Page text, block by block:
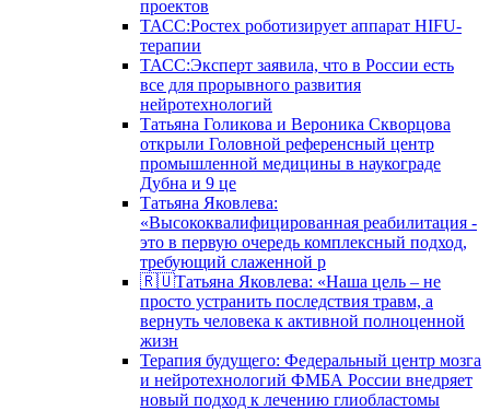
проектов
ТАСС:Ростех роботизирует аппарат HIFU-
терапии
ТАСС:Эксперт заявила, что в России есть
все для прорывного развития
нейротехнологий
Татьяна Голикова и Вероника Скворцова
открыли Головной референсный центр
промышленной медицины в наукограде
Дубна и 9 це
Татьяна Яковлева:
«Высококвалифицированная реабилитация -
это в первую очередь комплексный подход,
требующий слаженной р
🇷🇺Татьяна Яковлева: «Наша цель – не
просто устранить последствия травм, а
вернуть человека к активной полноценной
жизн
Терапия будущего: Федеральный центр мозга
и нейротехнологий ФМБА России внедряет
новый подход к лечению глиобластомы